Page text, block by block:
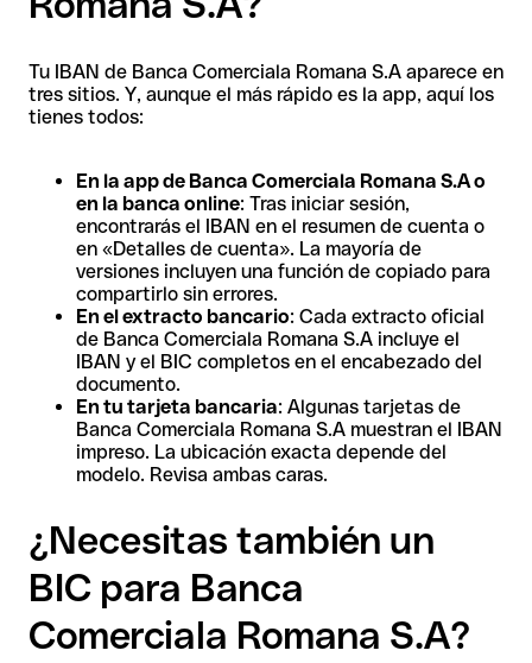
Tu IBAN de Banca Comerciala Romana S.A aparece en
tres sitios. Y, aunque el más rápido es la app, aquí los
tienes todos:
En la app de Banca Comerciala Romana S.A o
en la banca online: Tras iniciar sesión,
encontrarás el IBAN en el resumen de cuenta o
en «Detalles de cuenta». La mayoría de
versiones incluyen una función de copiado para
compartirlo sin errores.
En el extracto bancario: Cada extracto oficial
de Banca Comerciala Romana S.A incluye el
IBAN y el BIC completos en el encabezado del
documento.
En tu tarjeta bancaria: Algunas tarjetas de
Banca Comerciala Romana S.A muestran el IBAN
impreso. La ubicación exacta depende del
modelo. Revisa ambas caras.
¿Necesitas también un
BIC para Banca
Comerciala Romana S.A?